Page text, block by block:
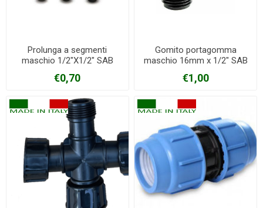
Prolunga a segmenti
maschio 1/2"X1/2" SAB
€0,70
Gomito portagomma
maschio 16mm x 1/2" SAB
€1,00